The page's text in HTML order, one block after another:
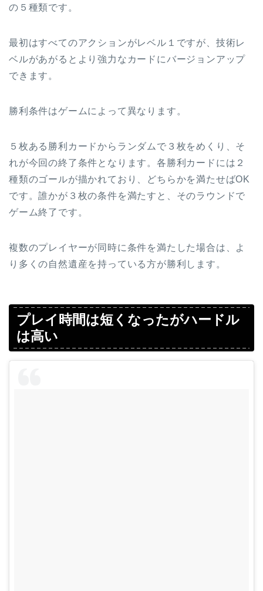
の５種類です。
最初はすべてのアクションがレベル１ですが、技術レ
ベルがあがるとより強力なカードにバージョンアップ
できます。
勝利条件はゲームによって異なります。
５枚ある勝利カードからランダムで３枚をめくり、そ
れが今回の終了条件となります。各勝利カードには２
種類のゴールが描かれており、どちらかを満たせばOK
です。誰かが３枚の条件を満たすと、そのラウンドで
ゲーム終了です。
複数のプレイヤーが同時に条件を満たした場合は、よ
り多くの自然遺産を持っている方が勝利します。
プレイ時間は短くなったがハードル
は高い